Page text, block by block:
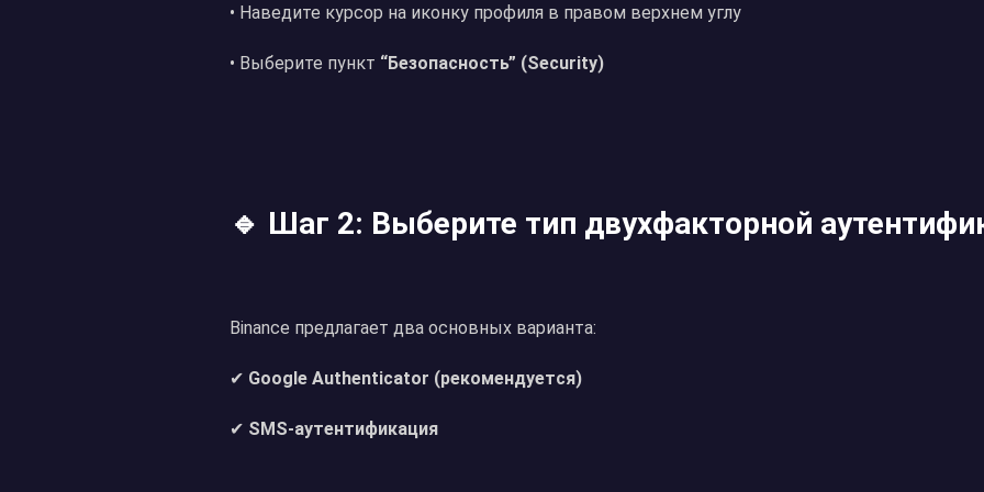
• Наведите курсор на иконку профиля в правом верхнем углу
• Выберите пункт “Безопасность” (Security)
🔹 Шаг 2: Выберите тип двухфакторной
Binance предлагает два основных варианта:
✔ Google Authenticator (рекомендуется)
✔ SMS-аутентификация